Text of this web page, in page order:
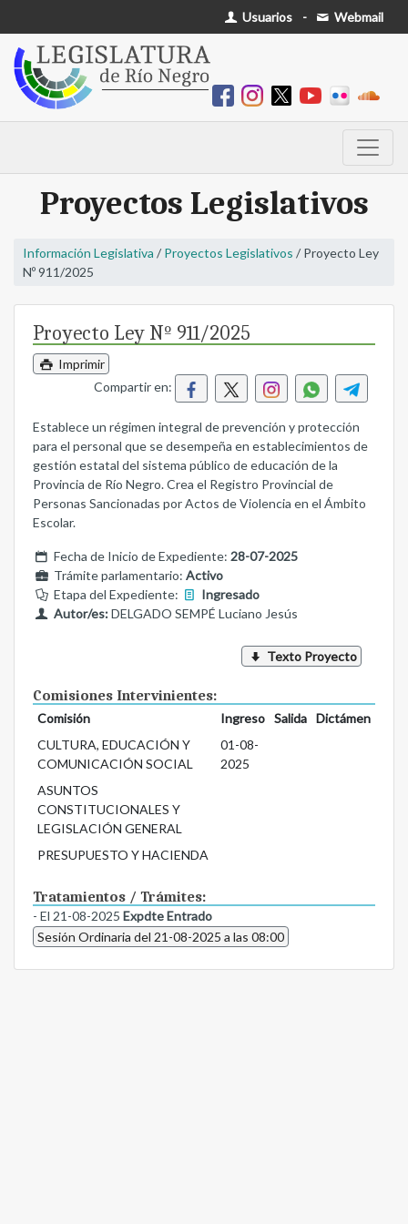
Usuarios - Webmail
Proyectos Legislativos
Información Legislativa / Proyectos Legislativos / Proyecto Ley
Nº 911/2025
Proyecto Ley Nº 911/2025
Imprimir
Compartir en:
Establece un régimen integral de prevención y protección
para el personal que se desempeña en establecimientos de
gestión estatal del sistema público de educación de la
Provincia de Río Negro. Crea el Registro Provincial de
Personas Sancionadas por Actos de Violencia en el Ámbito
Escolar.
Fecha de Inicio de Expediente: 28-07-2025
Trámite parlamentario: Activo
Etapa del Expediente:
Ingresado
Autor/es:DELGADO SEMPÉ Luciano Jesús
Texto Proyecto
Comisiones Intervinientes:
Comisión Ingreso Salida
Dictámen
CULTURA, EDUCACIÓN Y
COMUNICACIÓN SOCIAL
01-08-
2025
ASUNTOS
CONSTITUCIONALES Y
LEGISLACIÓN GENERAL
PRESUPUESTO Y HACIENDA
Tratamientos / Trámites:
- El 21-08-2025 Expdte Entrado
Sesión Ordinaria del 21-08-2025 a las 08:00